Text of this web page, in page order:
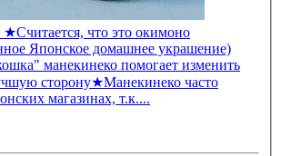
★Считается, что это окимоно
Японское домашнее украшение)
манекинеко помогает изменить
сторону★Манекинеко часто
магазинах, т.к....